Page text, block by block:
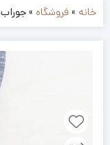
خانه »فروشگاه »